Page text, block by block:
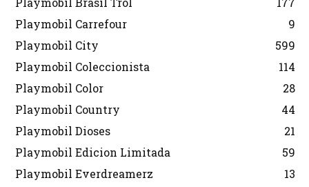
Playmobil Carrefour
9
Playmobil City
599
Playmobil Coleccionista
114
Playmobil Color
28
Playmobil Country
44
Playmobil Dioses
21
Playmobil Edicion Limitada
59
Playmobil Everdreamerz
13